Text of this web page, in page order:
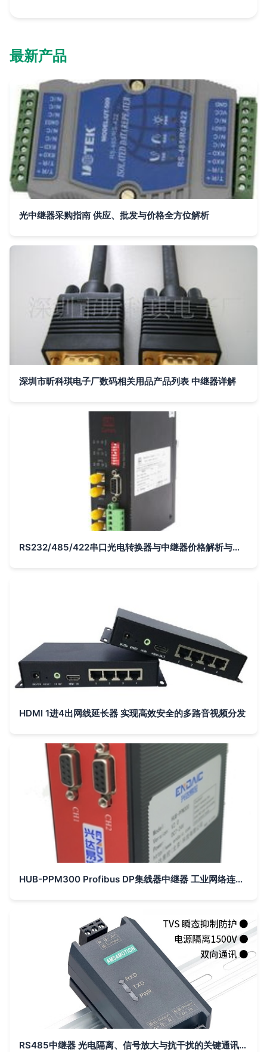
最新产品
光中继器采购指南 供应、批发与价格全方位解析
深圳市昕科琪电子厂数码相关用品产品列表 中继器详解
RS232/485/422串口光电转换器与中继器价格解析与选购指南
HDMI 1进4出网线延长器 实现高效安全的多路音视频分发
HUB-PPM300 Profibus DP集线器中继器 工业网络连接的可靠桥梁
RS485中继器 光电隔离、信号放大与抗干扰的关键通讯助手